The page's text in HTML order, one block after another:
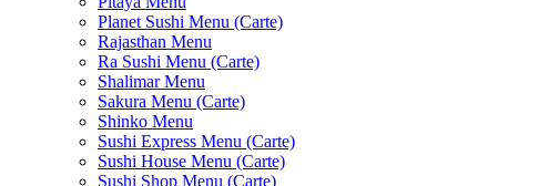
Planet Sushi Menu (Carte)
Rajasthan Menu
Ra Sushi Menu (Carte)
Shalimar Menu
Sakura Menu (Carte)
Shinko Menu
Sushi Express Menu (Carte)
Sushi House Menu (Carte)
Sushi Shop Menu (Carte)